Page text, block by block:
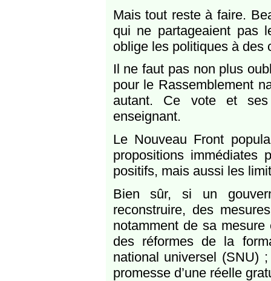
Mais tout reste à faire.
qui ne partageaient pas
oblige les politiques à des
Il ne faut pas non plus
pour le Rassemblement
autant. Ce vote et ses
enseignant.
Le Nouveau Front
propositions immédiates
positifs, mais aussi les
Bien sûr, si un
reconstruire, des
notamment de sa
des réformes de la
national universel (SNU)
promesse d’une réelle